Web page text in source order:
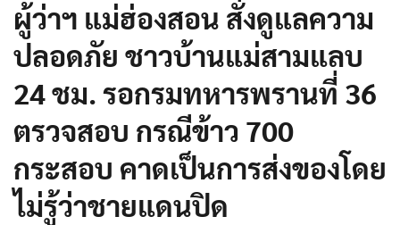
ผู้ว่าฯ แม่ฮ่องสอน สั่งดูแลความ
ปลอดภัย ชาวบ้านแม่สามแลบ
24 ชม. รอกรมทหารพรานที่ 36
ตรวจสอบ กรณีข้าว 700
กระสอบ คาดเป็นการส่งของโดย
ไม่รู้ว่าชายแดนปิด